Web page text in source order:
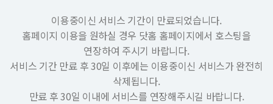
이용중이신 서비스 기간이 만료되었습니다.
홈페이지 이용을 원하실 경우 닷홈 홈페이지에서 호스팅을
연장하여 주시기 바랍니다.
서비스 기간 만료 후 30일 이후에는 이용중이신 서비스가 완전히
삭제됩니다.
만료 후 30일 이내에 서비스를 연장해주시길 바랍니다.